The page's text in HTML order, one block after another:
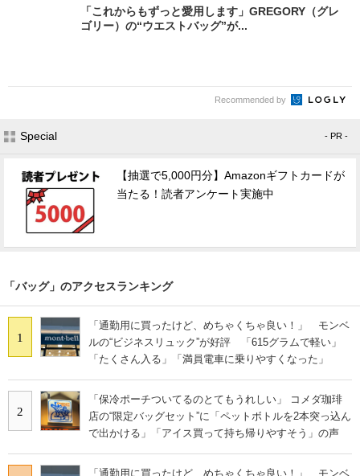
「これからもずっと愛用します」GREGORY（グレ
ゴリー）の“ウエストバッグ”が...
Recommended by
Special - PR -
【抽選で5,000円分】Amazonギフトカードが
当たる！読者アンケート実施中
「バッグ」のアクセスランキング
1
「通勤用に買ったけど、めちゃくちゃ良い！」 モンベ
ルの“ビジネスリュック”が好評 「615グラムで軽い」
「たくさん入る」「満員電車に乗りやすくなった」
2
「保冷ポーチついてるのとてもうれしい」 コメダ珈琲
店の“限定バッグセット”に「ペットボトルを2本突っ込ん
で出かける」「アイス買って持ち帰りやすそう」の声
「通勤用に買ったけど、めちゃくちゃ良い！」 モンベ